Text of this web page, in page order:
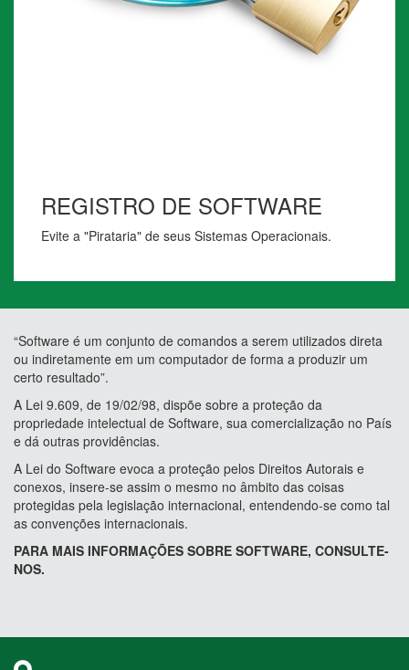
REGISTRO DE SOFTWARE
Evite a "Pirataria" de seus Sistemas Operacionais.
“Software é um conjunto de comandos a serem utilizados direta
ou indiretamente em um computador de forma a produzir um
certo resultado”.
A Lei 9.609, de 19/02/98, dispõe sobre a proteção da
propriedade intelectual de Software, sua comercialização no País
e dá outras providências.
A Lei do Software evoca a proteção pelos Direitos Autorais e
conexos, insere-se assim o mesmo no âmbito das coisas
protegidas pela legislação internacional, entendendo-se como tal
as convenções internacionais.
PARA MAIS INFORMAÇÕES SOBRE SOFTWARE, CONSULTE-
NOS.